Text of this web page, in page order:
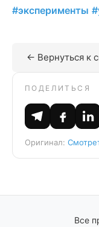
#эксперименты
← Вернуться к
ПОДЕЛИТЬСЯ
Оригинал:
Все